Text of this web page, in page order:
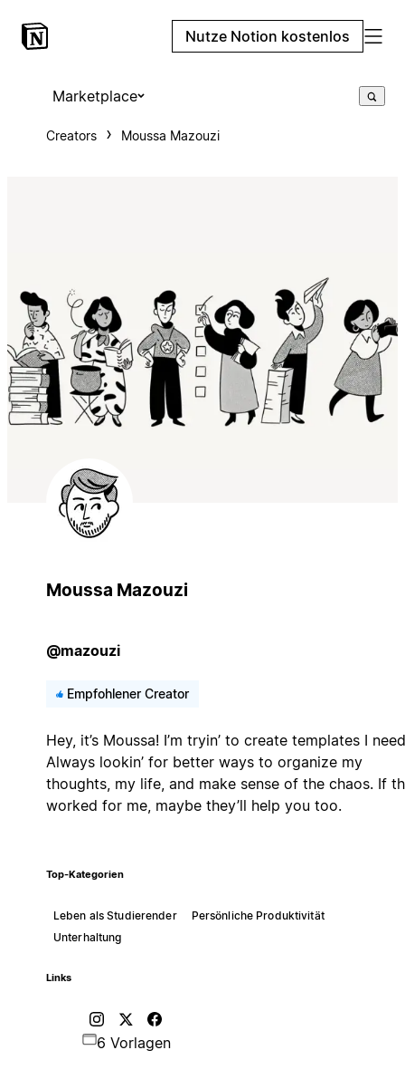
Nutze Notion kostenlos
Marketplace
Creators Moussa Mazouzi
Moussa Mazouzi
@mazouzi
Empfohlener Creator
Hey, it’s Moussa! I’m tryin’ to create templates I
Always lookin’ for better ways to organize my
thoughts, my life, and make sense of the chaos. If
worked for me, maybe they’ll help you too.
Top-Kategorien
Leben als Studierender
Persönliche Produktivität
Unterhaltung
Links
6 Vorlagen